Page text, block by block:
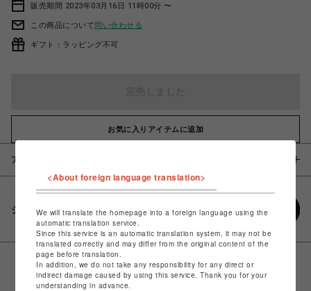
販売期間 2023年03月16日 11時00分 〜
この商品について問い合わせる
ギフト：ラッピング不可
お気に入りアイテムに追加
アイテム説明 / 素材
シェアする
<About foreign language translation>
We will translate the homepage into a foreign language using the
automatic translation service.
Since this service is an automatic translation system, it may not be
translated correctly and may differ from the original content of the
page before translation.
In addition, we do not take any responsibility for any direct or
indirect damage caused by using this service. Thank you for your
understanding in advance.